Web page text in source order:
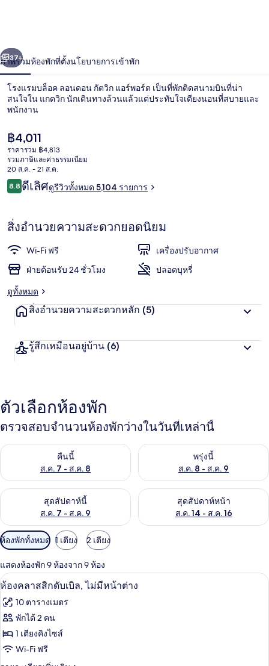
วิก
แอร์
พอร์ต
ห้องดับเบิล (VIP) | ผ้าปูที่นอนฝ้ายอียิปต์,
า
ถัดไป
37+
ภาพรวมห้องพักที่ตั้งนโยบายการเข้าพัก
โรงแรมบล็อค ลอนดอน กัตวิก แอร์พอร์ต เป็นที่พักติดสนามบินที่น่า
สนใจใน แกตวิก นักเดินทางล้วนแล้วแต่ประทับใจเตียงนอนที่สบายและ
พนักงาน
ราคา
ปัจจุบัน
฿4,011
฿4,011
ราคารวม ฿4,813
รวมภาษีและค่าธรรมเนียม
20 ส.ค. - 21 ส.ค.
รีวิว
8.88.8 จาก 10
ดีเลิศดูรีวิวทั้งหมด 5,104 รายการ
สิ่งอำนวยความสะดวกยอดนิยม
Wi-Fi ฟรี
เครื่องปรับอากาศ
ฝ่ายต้อนรับ 24 ชั่วโมง
ปลอดบุหรี่
ดูทั้งหมด
สิ่งอำนวยความสะดวกหลัก (5)
รู้สึกเหมือนอยู่บ้าน (6)
ตัวเลือกห้องพัก
ตรวจสอบจำนวนห้องพักว่างในวันที่เหล่านี้
คืนนี้
ส.ค. 7 - ส.ค. 8
ตรวจสอบจำนวนห้องพักว่างในคืนนี้ ส.ค. 7 - ส.ค. 8พรุ่งนี้
ส.ค. 8 - ส.ค. 9
ตรวจสอบจำนวนห้องพักว่างใน
สุดสัปดาห์นี้
ส.ค. 7 - ส.ค. 9
ตรวจสอบจำนวนห้องพักว่างในสุดสัปดาห์นี้ ส.ค. 7 - ส.ค. 9
สุดสัปดาห์หน้า
ส.ค. 14 - ส.ค. 16
ตรวจสอบจำนวนห้องพักว่างใน
ตัว
กรอง
ที่
มี
ให้
สำหรับ
ห้อง
พัก
ห้องพักทั้งหมด 1 เตียง 2 เตียง
แสดงห้องพัก 9 ห้องจาก 9 ห้อง
เปิด
ภาพถ่าย
ทั้งหมด
ของ
ห้อง
ห้องคลาสสิกดับเบิล, ไม่มีหน้าต่าง | ผ้
10
ห้องคลาสสิกดับเบิล, ไม่มีหน้าต่าง
10 ตารางเมตร
พักได้ 2 คน
1 เตียงคิงไซส์
Wi-Fi ฟรี